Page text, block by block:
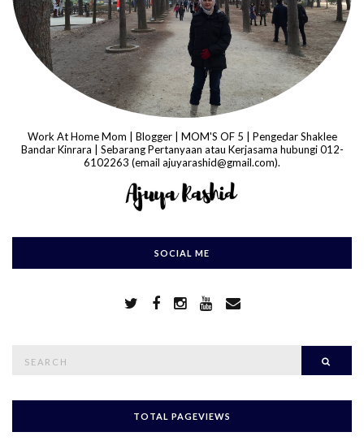
Work At Home Mom | Blogger | MOM'S OF 5 | Pengedar Shaklee
Bandar Kinrara | Sebarang Pertanyaan atau Kerjasama hubungi 012-
6102263 (email ajuyarashid@gmail.com).
SOCIAL ME
c
f
TOTAL PAGEVIEWS